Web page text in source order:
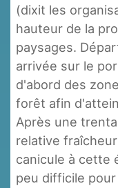
(dixit les
hauteur de la
paysages.
arrivée sur le
d'abord des
forêt afin
Après une
relative
canicule à cette
peu difficile